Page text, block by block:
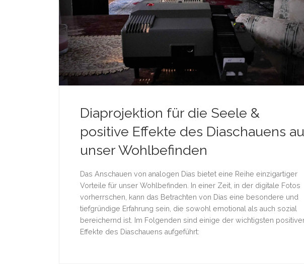
Diaprojektion für die Seele &
positive Effekte des Diaschauens
unser Wohlbefinden
Das Anschauen von analogen Dias bietet eine Reihe einzigartiger
Vorteile für unser Wohlbefinden. In einer Zeit, in der digitale Fotos
vorherrschen, kann das Betrachten von Dias eine besondere und
tiefgründige Erfahrung sein, die sowohl emotional als auch sozial
bereichernd ist. Im Folgenden sind einige der wichtigsten
Effekte des Diaschauens aufgeführt: